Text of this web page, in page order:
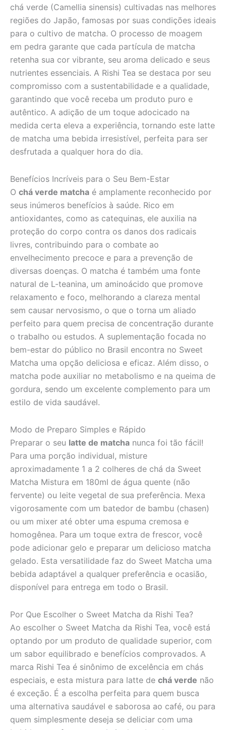
chá verde (Camellia sinensis) cultivadas nas melhores
regiões do Japão, famosas por suas condições ideais
para o cultivo de matcha. O processo de moagem
em pedra garante que cada partícula de matcha
retenha sua cor vibrante, seu aroma delicado e seus
nutrientes essenciais. A Rishi Tea se destaca por seu
compromisso com a sustentabilidade e a qualidade,
garantindo que você receba um produto puro e
autêntico. A adição de um toque adocicado na
medida certa eleva a experiência, tornando este latte
de matcha uma bebida irresistível, perfeita para ser
desfrutada a qualquer hora do dia.
Benefícios Incríveis para o Seu Bem-Estar
O chá verde matcha é amplamente reconhecido por
seus inúmeros benefícios à saúde. Rico em
antioxidantes, como as catequinas, ele auxilia na
proteção do corpo contra os danos dos radicais
livres, contribuindo para o combate ao
envelhecimento precoce e para a prevenção de
diversas doenças. O matcha é também uma fonte
natural de L-teanina, um aminoácido que promove
relaxamento e foco, melhorando a clareza mental
sem causar nervosismo, o que o torna um aliado
perfeito para quem precisa de concentração durante
o trabalho ou estudos. A suplementação focada no
bem-estar do público no Brasil encontra no Sweet
Matcha uma opção deliciosa e eficaz. Além disso, o
matcha pode auxiliar no metabolismo e na queima de
gordura, sendo um excelente complemento para um
estilo de vida saudável.
Modo de Preparo Simples e Rápido
Preparar o seu latte de matcha nunca foi tão fácil!
Para uma porção individual, misture
aproximadamente 1 a 2 colheres de chá da Sweet
Matcha Mistura em 180ml de água quente (não
fervente) ou leite vegetal de sua preferência. Mexa
vigorosamente com um batedor de bambu (chasen)
ou um mixer até obter uma espuma cremosa e
homogênea. Para um toque extra de frescor, você
pode adicionar gelo e preparar um delicioso matcha
gelado. Esta versatilidade faz do Sweet Matcha uma
bebida adaptável a qualquer preferência e ocasião,
disponível para entrega em todo o Brasil.
Por Que Escolher o Sweet Matcha da Rishi Tea?
Ao escolher o Sweet Matcha da Rishi Tea, você está
optando por um produto de qualidade superior, com
um sabor equilibrado e benefícios comprovados. A
marca Rishi Tea é sinônimo de excelência em chás
especiais, e esta mistura para latte de chá verde não
é exceção. É a escolha perfeita para quem busca
uma alternativa saudável e saborosa ao café, ou para
quem simplesmente deseja se deliciar com uma